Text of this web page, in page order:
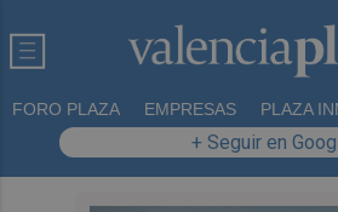
FORO PLAZA EMPRESAS PLAZA
+ Seguir en